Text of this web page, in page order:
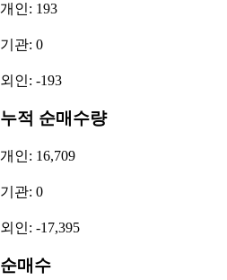
개인: 193
기관: 0
외인: -193
누적 순매수량
개인: 16,709
기관: 0
외인: -17,395
순매수